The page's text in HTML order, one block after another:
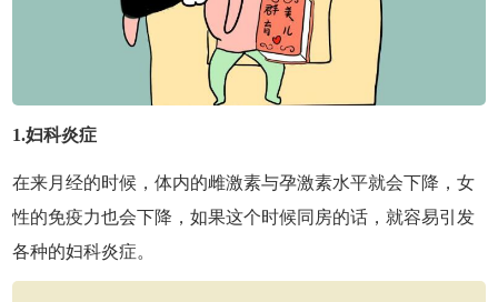
1.妇科炎症
在来月经的时候，体内的雌激素与孕激素水平就会下降，女
性的免疫力也会下降，如果这个时候同房的话，就容易引发
各种的妇科炎症。